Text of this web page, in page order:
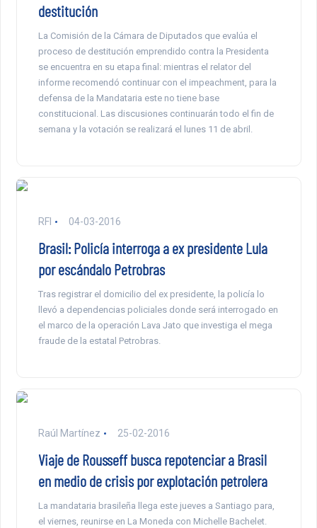
destitución
La Comisión de la Cámara de Diputados que evalúa el
proceso de destitución emprendido contra la Presidenta
se encuentra en su etapa final: mientras el relator del
informe recomendó continuar con el impeachment, para la
defensa de la Mandataria este no tiene base
constitucional. Las discusiones continuarán todo el fin de
semana y la votación se realizará el lunes 11 de abril.
RFI 04-03-2016
Brasil: Policía interroga a ex presidente Lula
por escándalo Petrobras
Tras registrar el domicilio del ex presidente, la policía lo
llevó a dependencias policiales donde será interrogado en
el marco de la operación Lava Jato que investiga el mega
fraude de la estatal Petrobras.
Raúl Martínez 25-02-2016
Viaje de Rousseff busca repotenciar a Brasil
en medio de crisis por explotación petrolera
La mandataria brasileña llega este jueves a Santiago para,
el viernes, reunirse en La Moneda con Michelle Bachelet.